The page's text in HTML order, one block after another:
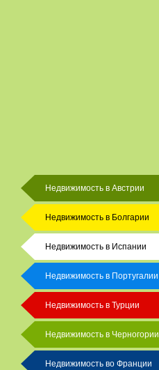
Недвижимость в Австрии
Недвижимость в Болгарии
Недвижимость в Испании
Недвижимость в Португалии
Недвижимость в Турции
Недвижимость в Черногории
Недвижимость во Франции